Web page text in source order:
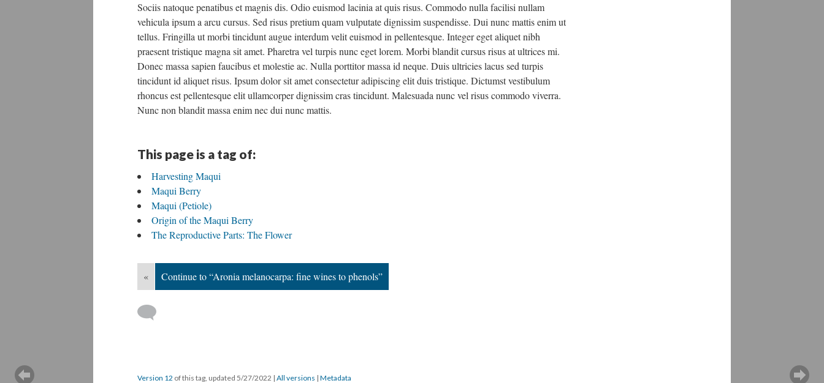
Sociis natoque penatibus et magnis dis. Odio euismod lacinia at quis risus. Commodo nulla facilisi nullam
vehicula ipsum a arcu cursus. Sed risus pretium quam vulputate dignissim suspendisse. Dui nunc mattis enim ut
tellus. Fringilla ut morbi tincidunt augue interdum velit euismod in pellentesque. Integer eget aliquet nibh
praesent tristique magna sit amet. Pharetra vel turpis nunc eget lorem. Morbi blandit cursus risus at ultrices mi.
Donec massa sapien faucibus et molestie ac. Nulla porttitor massa id neque. Duis ultricies lacus sed turpis
tincidunt id aliquet risus. Ipsum dolor sit amet consectetur adipiscing elit duis tristique. Dictumst vestibulum
rhoncus est pellentesque elit ullamcorper dignissim cras tincidunt. Malesuada nunc vel risus commodo viverra.
Nunc non blandit massa enim nec dui nunc mattis.
This page is a tag of:
Harvesting Maqui
Maqui Berry
Maqui (Petiole)
Origin of the Maqui Berry
The Reproductive Parts: The Flower
« Continue to “Aronia melanocarpa: fine wines to phenols”
Version 12 of this tag, updated 5/27/2022 | All versions | Metadata